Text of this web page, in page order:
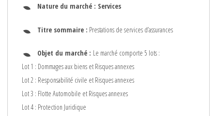
Nature du marché : Services
Titre sommaire : Prestations de services d’assurances
Objet du marché : Le marché comporte 5 lots :
Lot 1 : Dommages aux biens et Risques annexes
Lot 2 : Responsabilité civile et Risques annexes
Lot 3 : Flotte Automobile et Risques annexes
Lot 4 : Protection Juridique